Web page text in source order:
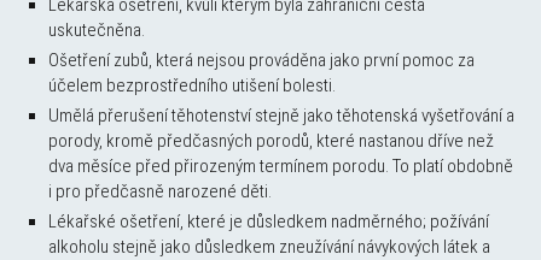
Lékařská ošetření, kvůli kterým byla zahraniční cesta
uskutečněna.
Ošetření zubů, která nejsou prováděna jako první pomoc za
účelem bezprostředního utišení bolesti.
Umělá přerušení těhotenství stejně jako těhotenská vyšetřování a
porody, kromě předčasných porodů, které nastanou dříve než
dva měsíce před přirozeným termínem porodu. To platí obdobně
i pro předčasně narozené děti.
Lékařské ošetření, které je důsledkem nadměrného; požívání
alkoholu stejně jako důsledkem zneužívání návykových látek a